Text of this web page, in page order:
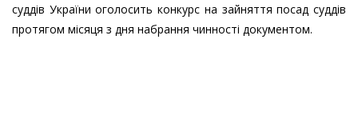
суддів України оголосить конкурс на зайняття посад суддів
протягом місяця з дня набрання чинності документом.